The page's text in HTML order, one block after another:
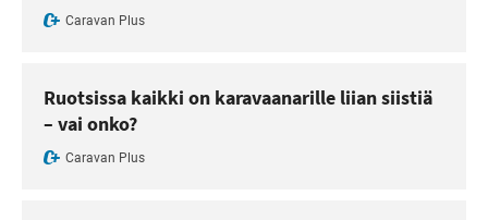
Caravan Plus
Ruotsissa kaikki on karavaanarille liian siistiä
– vai onko?
Caravan Plus